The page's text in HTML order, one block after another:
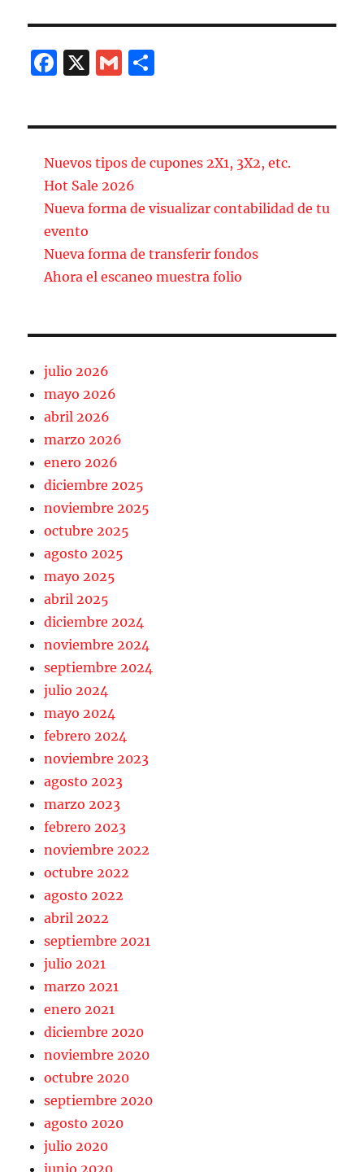
F
b
o
o
k
X
G
a
ir
Nuevos tipos de cupones 2X1, 3X2, etc.
Hot Sale 2026
Nueva forma de visualizar contabilidad de tu
evento
Nueva forma de transferir fondos
Ahora el escaneo muestra folio
julio 2026
mayo 2026
abril 2026
marzo 2026
enero 2026
diciembre 2025
noviembre 2025
octubre 2025
agosto 2025
mayo 2025
abril 2025
diciembre 2024
noviembre 2024
septiembre 2024
julio 2024
mayo 2024
febrero 2024
noviembre 2023
agosto 2023
marzo 2023
febrero 2023
noviembre 2022
octubre 2022
agosto 2022
abril 2022
septiembre 2021
julio 2021
marzo 2021
enero 2021
diciembre 2020
noviembre 2020
octubre 2020
septiembre 2020
agosto 2020
julio 2020